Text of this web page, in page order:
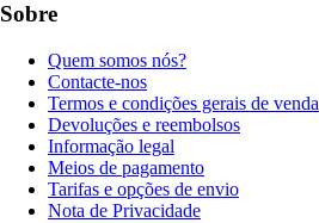
Sobre
Quem somos nós?
Contacte-nos
Termos e condições gerais de venda
Devoluções e reembolsos
Informação legal
Meios de pagamento
Tarifas e opções de envio
Nota de Privacidade